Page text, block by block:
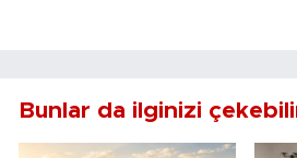
Bunlar da ilginizi